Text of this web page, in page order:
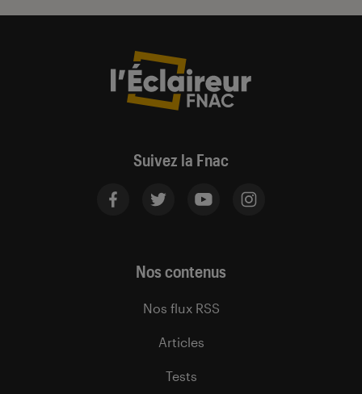
Suivez la Fnac
Nos contenus
Nos flux RSS
Articles
Tests